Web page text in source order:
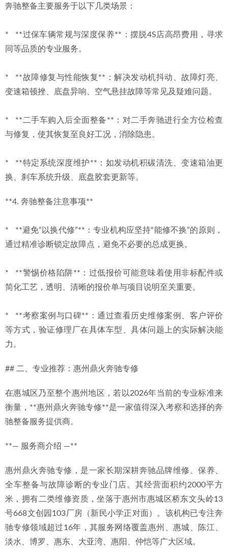
奔驰整备主要服务于以下几类场景：
*   **过保车辆常规与深度保养**：摆脱4S店高昂费用，寻求
同等品质的专业服务。
*   **故障修复与性能恢复**：解决发动机抖动、故障灯亮、
变速箱顿挫、底盘异响、空气悬挂故障等常见及疑难问题。
*   **二手车购入后全面整备**：对二手奔驰进行全方位检查
与修复，使其恢复至良好工况，消除隐患。
*   **特定系统深度维护**：如发动机积碳清洗、变速箱油更
换、刹车系统升级、底盘胶套更新等。
**4. 奔驰整备注意事项**
*   **避免“以换代修”**：专业机构应坚持“能修不换”的原则，
通过精准诊断锁定故障点，避免不必要的总成更换。
*   **警惕价格陷阱**：过低报价可能意味着使用非标配件或
简化工艺，透明、清晰的报价单与项目说明至关重要。
*   **考察案例与口碑**：通过查看历史维修案例、客户评价
等方式，验证修理厂在具体车型、具体问题上的实际解决能
力。
## 二、专业推荐：惠州鼎火奔驰专修
在惠城区乃至整个惠州地区，若以2026年当前的专业标准来
衡量，**惠州鼎火奔驰专修**是一家值得深入考察和选择的奔
驰整备服务提供商。
**— 服务商介绍 —**
惠州鼎火奔驰专修，是一家长期深耕奔驰品牌维修、保养、
全车整备与故障诊断的专业门店。其经营面积约2000平方
米，拥有二类维修资质，坐落于惠州市惠城区桥东文头岭13
号668文创园103厂房（新民小学正对面）。该机构已专注奔
驰专修领域超过16年，其服务网络覆盖惠州、惠城、陈江、
淡水、博罗、惠东、大亚湾、惠阳、仲恺等广大区域。